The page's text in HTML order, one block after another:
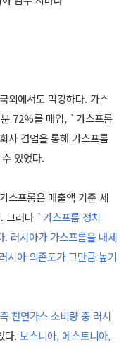
외에서도 막강하다. 가스
72%를 매입, `가스프롬
사 겸업을 통해 가스프롬
있었다.
스프롬은 매출액 기준 세
그러나 `가스프롬 정치
러시아가 가스프롬을 내세
시아 의존도가 그만큼 높기
천연가스 소비량 중 러시
다. 보스니아, 에스토니아,